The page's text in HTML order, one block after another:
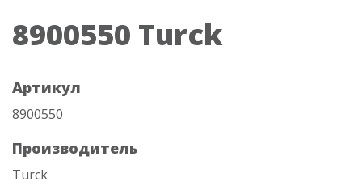
8900550 Turck
Артикул
8900550
Производитель
Turck